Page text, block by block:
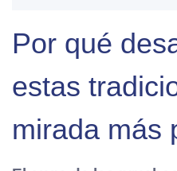
Por qué
estas
mirada más